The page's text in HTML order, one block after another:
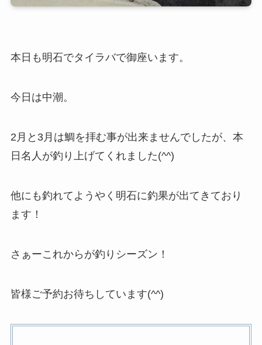
本日も明石でタイラバで御座います。
今日は中潮。
2月と3月は鯛を拝む事が出来ませんでしたが、本
日名人が釣り上げてくれました(^^)
他にも釣れてようやく明石に釣果が出てきており
ます！
さぁーこれからが釣りシーズン！
皆様ご予約お待ちしています(^^)